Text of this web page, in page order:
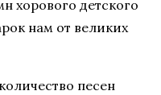
хорового детского
нам от великих
песен